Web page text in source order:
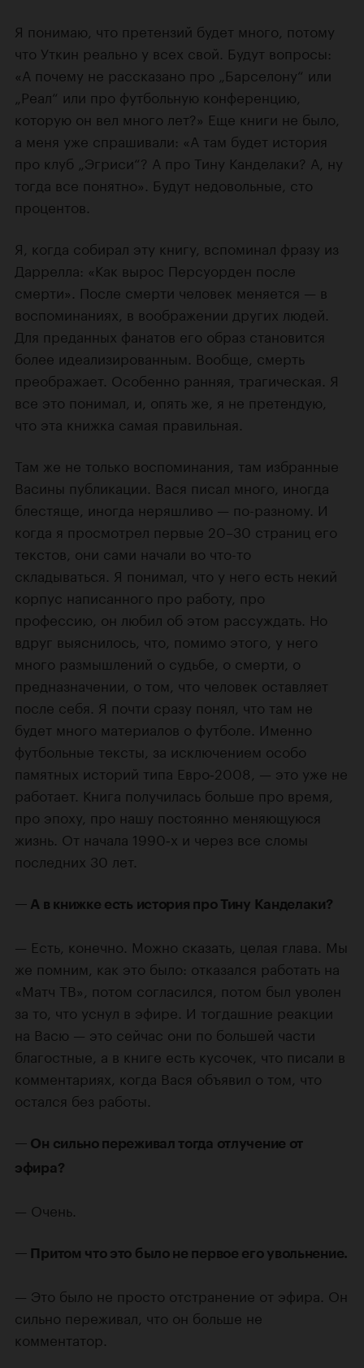
Я понимаю, что претензий будет много, потому
что Уткин реально у всех свой. Будут вопросы:
«А почему не рассказано про „Барселону“ или
„Реал“ или про футбольную конференцию,
которую он вел много лет?» Еще книги не было,
а меня уже спрашивали: «А там будет история
про клуб „Эгриси“? А про Тину Канделаки? А, ну
тогда все понятно». Будут недовольные, сто
процентов.
Я, когда собирал эту книгу, вспоминал фразу из
Даррелла: «Как вырос Персуорден после
смерти». После смерти человек меняется — в
воспоминаниях, в воображении других людей.
Для преданных фанатов его образ становится
более идеализированным. Вообще, смерть
преображает. Особенно ранняя, трагическая. Я
все это понимал, и, опять же, я не претендую,
что эта книжка самая правильная.
Там же не только воспоминания, там избранные
Васины публикации. Вася писал много, иногда
блестяще, иногда неряшливо — по-разному. И
когда я просмотрел первые 20–30 страниц его
текстов, они сами начали во что-то
складываться. Я понимал, что у него есть некий
корпус написанного про работу, про
профессию, он любил об этом рассуждать. Но
вдруг выяснилось, что, помимо этого, у него
много размышлений о судьбе, о смерти, о
предназначении, о том, что человек оставляет
после себя. Я почти сразу понял, что там не
будет много материалов о футболе. Именно
футбольные тексты, за исключением особо
памятных историй типа Евро‑2008, — это уже не
работает. Книга получилась больше про время,
про эпоху, про нашу постоянно меняющуюся
жизнь. От начала 1990‑х и через все сломы
последних 30 лет.
— А в книжке есть история про Тину Канделаки?
— Есть, конечно. Можно сказать, целая глава. Мы
же помним, как это было: отказался работать на
«Матч ТВ», потом согласился, потом был уволен
за то, что уснул в эфире. И тогдашние реакции
на Васю — это сейчас они по большей части
благостные, а в книге есть кусочек, что писали в
комментариях, когда Вася объявил о том, что
остался без работы.
— Он сильно переживал тогда отлучение от
эфира?
— Очень.
— Притом что это было не первое его увольнение.
— Это было не просто отстранение от эфира. Он
сильно переживал, что он больше не
комментатор.